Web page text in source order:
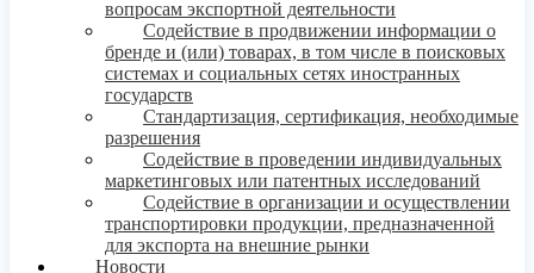
вопросам экспортной деятельности
Содействие в продвижении информации о
бренде и (или) товарах, в том числе в поисковых
системах и социальных сетях иностранных
государств
Стандартизация, сертификация, необходимые
разрешения
Содействие в проведении индивидуальных
маркетинговых или патентных исследований
Содействие в организации и осуществлении
транспортировки продукции, предназначенной
для экспорта на внешние рынки
Новости